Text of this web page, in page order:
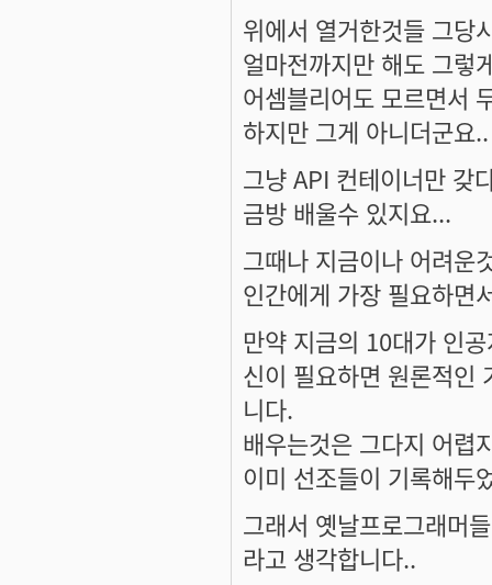
위에서 열거한것들 그당
얼마전까지만 해도 그렇
어셈블리어도 모르면서
하지만 그게 아니더군요..
그냥 API 컨테이너만 갖
금방 배울수 있지요...
그때나 지금이나 어려운
인간에게 가장 필요하면
만약 지금의 10대가 인
신이 필요하면 원론적인
니다.
배우는것은 그다지 어렵
이미 선조들이 기록해두
그래서 옛날프로그래머
라고 생각합니다..